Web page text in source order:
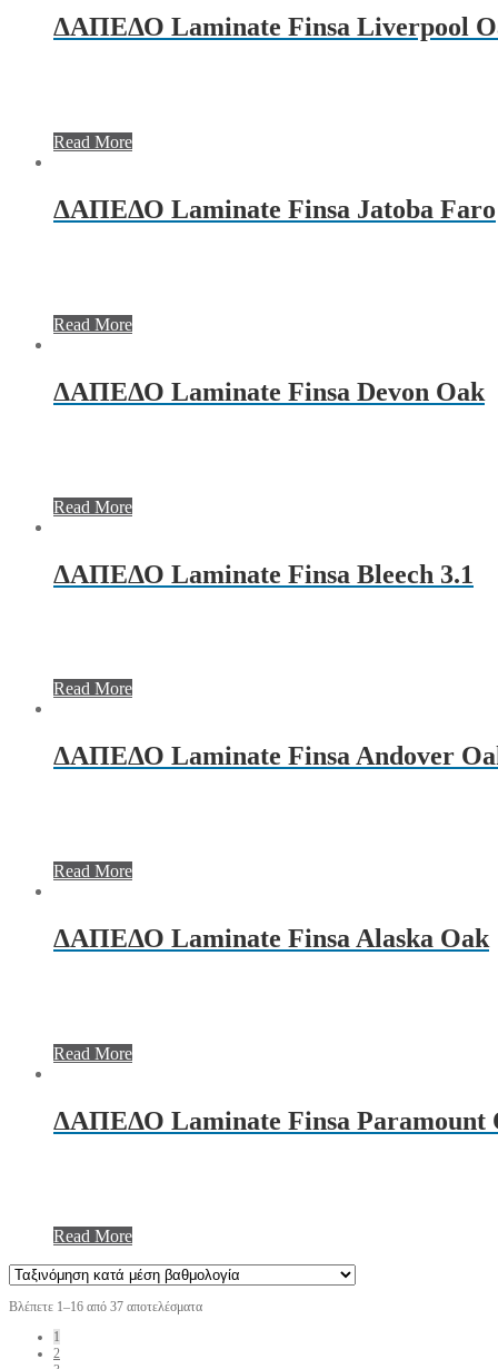
ΔΑΠΕΔΟ Laminate Finsa Liverpool
Read More
ΔΑΠΕΔΟ Laminate Finsa Jatoba Faro
Read More
ΔΑΠΕΔΟ Laminate Finsa Devon Oak
Read More
ΔΑΠΕΔΟ Laminate Finsa Bleech 3.1
Read More
ΔΑΠΕΔΟ Laminate Finsa Andover
Read More
ΔΑΠΕΔΟ Laminate Finsa Alaska Oak
Read More
ΔΑΠΕΔΟ Laminate Finsa Paramount
Read More
Βλέπετε 1–16 από 37 αποτελέσματα
1
2